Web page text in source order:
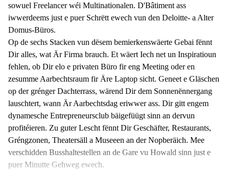
sowuel Freelancer wéi Multinationalen. D'Bâtiment ass
iwwerdeems just e puer Schrëtt ewech vun den Deloitte- a Alter
Domus-Büros.
Op de sechs Stacken vun dësem bemierkenswäerte Gebai fënnt
Dir alles, wat Är Firma brauch. Et wäert Iech net un Inspiratioun
fehlen, ob Dir elo e privaten Büro fir eng Meeting oder en
zesumme Aarbechtsraum fir Äre Laptop sicht. Geneet e Gläschen
op der grénger Dachterrass, wärend Dir dem Sonnenënnergang
lauschtert, wann Är Aarbechtsdag eriwwer ass. Dir gitt engem
dynamesche Entrepreneursclub bäigefüügt sinn an dervun
profitéieren. Zu guter Lescht fënnt Dir Geschäfter, Restaurants,
Gréngzonen, Theatersäll a Museeen an der Nopberäich. Mee
verschidden Busshaltestellen an de Gare vu Howald sinn just e
puer Minutte Gehweg ewech.